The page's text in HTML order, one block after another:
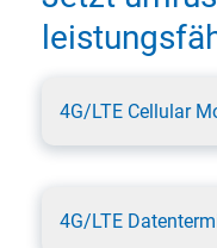
4G/LTE Cellular
4G/LTE